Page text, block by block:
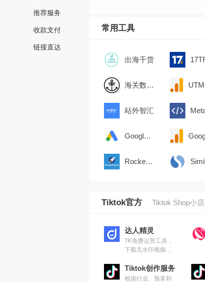
推荐服务
收款支付
链接直达
常用工具
出海干货
海关数据查询
站外智汇
Google Ads
Rocket Reach
Tiktok官方 Tiktok Shop小店
达人精灵
TK免费运营工具，
下载无水印视频，
本仿写，高效便捷
Tiktok创作服务
根据行业、预算和